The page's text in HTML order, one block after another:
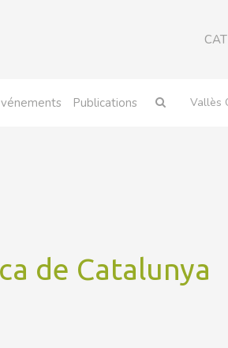
CAT
Publications
de Catalunya